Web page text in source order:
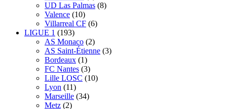
UD Las Palmas (8)
Valence (10)
Villarreal CF (6)
LIGUE 1 (193)
AS Monaco (2)
AS Saint-Étienne (3)
Bordeaux (1)
FC Nantes (3)
Lille LOSC (10)
Lyon (11)
Marseille (34)
Metz (2)